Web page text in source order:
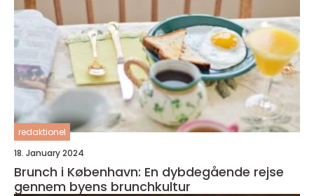
redaktionel
18. January 2024
Brunch i København: En dybdegående rejse
gennem byens brunchkultur